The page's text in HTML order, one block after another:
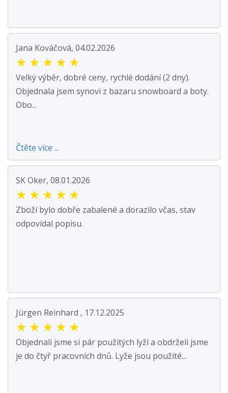
Jana Kováčová, 04.02.2026
★ ★ ★ ★ ★
Velký výběr, dobré ceny, rychlé dodání (2 dny).
Objednala jsem synovi z bazaru snowboard a boty.
Obo...
Čtěte více ...
SK Oker, 08.01.2026
★ ★ ★ ★ ★
Zboží bylo dobře zabalené a dorazilo včas, stav
odpovídal popisu.
Jürgen Reinhard , 17.12.2025
★ ★ ★ ★ ★
Objednali jsme si pár použitých lyží a obdrželi jsme
je do čtyř pracovních dnů. Lyže jsou použité...